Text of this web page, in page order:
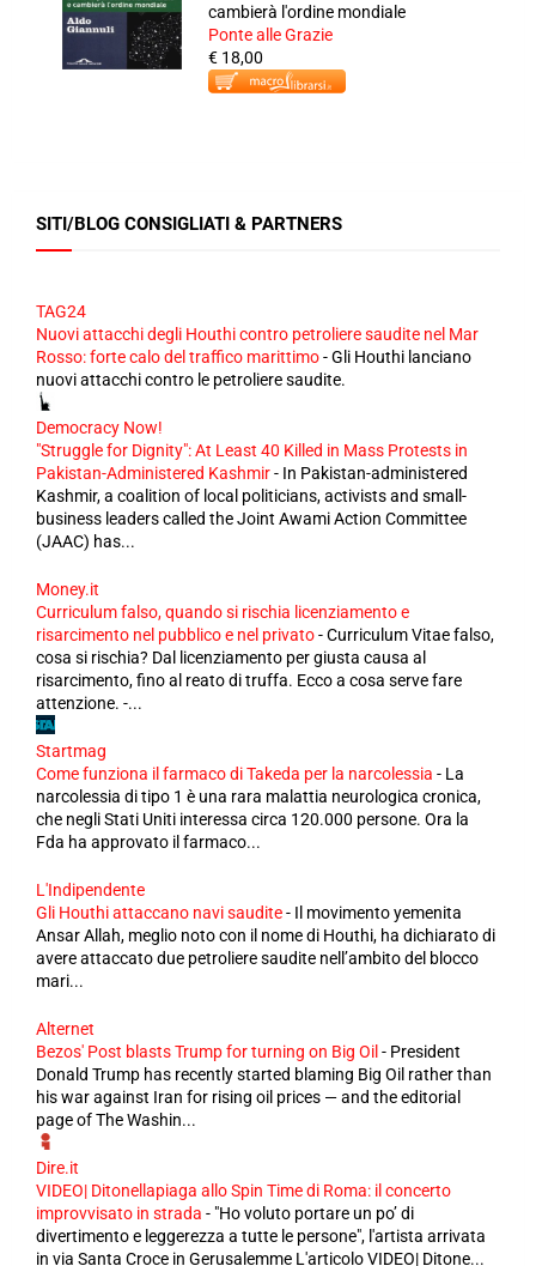
cambierà l'ordine mondiale
Ponte alle Grazie
€ 18,00
SITI/BLOG CONSIGLIATI & PARTNERS
TAG24
Nuovi attacchi degli Houthi contro petroliere saudite nel Mar
Rosso: forte calo del traffico marittimo-Gli Houthi lanciano
nuovi attacchi contro le petroliere saudite.
Democracy Now!
"Struggle for Dignity": At Least 40 Killed in Mass Protests in
Pakistan-Administered Kashmir- In Pakistan-administered
Kashmir, a coalition of local politicians, activists and small-
business leaders called the Joint Awami Action Committee
(JAAC) has...
Money.it
Curriculum falso, quando si rischia licenziamento e
risarcimento nel pubblico e nel privato-Curriculum Vitae falso,
cosa si rischia? Dal licenziamento per giusta causa al
risarcimento, fino al reato di truffa. Ecco a cosa serve fare
attenzione. -...
Startmag
Come funziona il farmaco di Takeda per la narcolessia - La
narcolessia di tipo 1 è una rara malattia neurologica cronica,
che negli Stati Uniti interessa circa 120.000 persone. Ora la
Fda ha approvato il farmaco...
L'Indipendente
Gli Houthi attaccano navi saudite- Il movimento yemenita
Ansar Allah, meglio noto con il nome di Houthi, ha dichiarato di
avere attaccato due petroliere saudite nell’ambito del blocco
mari...
Alternet
Bezos' Post blasts Trump for turning on Big Oil - President
Donald Trump has recently started blaming Big Oil rather than
his war against Iran for rising oil prices — and the editorial
page of The Washin...
Dire.it
VIDEO| Ditonellapiaga allo Spin Time di Roma: il concerto
improvvisato in strada - "Ho voluto portare un po’ di
divertimento e leggerezza a tutte le persone", l'artista arrivata
in via Santa Croce in Gerusalemme L'articolo VIDEO| Ditone...